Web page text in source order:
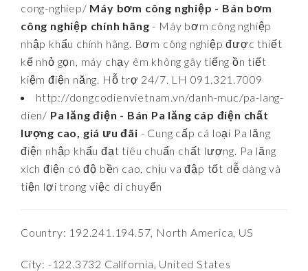
cong-nghiep/ Máy bơm công nghiệp - Bán bơm
công nghiệp chính hãng - Máy bơm công nghiệp
nhập khẩu chính hãng. Bơm công nghiệp được thiết
kế nhỏ gọn, máy chạy êm không gây tiếng ồn tiết
kiệm điện năng. Hỗ trợ 24/7. LH 091.321.7009
http://dongcodienvietnam.vn/danh-muc/pa-lang-
dien/ Pa lăng điện - Bán Pa lăng cáp điện chất
lượng cao, giá ưu đãi - Cung cấp cá loại Pa lăng
điện nhập khẩu đạt tiêu chuẩn chất lượng. Pa lăng
xích điện có độ bền cao, chịu va đập tốt dễ dàng và
tiện lợi trong việc di chuyển
Country: 192.241.194.57, North America, US
City: -122.3732 California, United States